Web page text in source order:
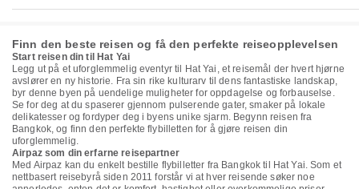
Finn den beste reisen og få den perfekte reiseopplevelsen
Start reisen din til Hat Yai
Legg ut på et uforglemmelig eventyr til Hat Yai, et reisemål der hvert hjørne
avslører en ny historie. Fra sin rike kulturarv til dens fantastiske landskap,
byr denne byen på uendelige muligheter for oppdagelse og forbauselse.
Se for deg at du spaserer gjennom pulserende gater, smaker på lokale
delikatesser og fordyper deg i byens unike sjarm. Begynn reisen fra
Bangkok, og finn den perfekte flybilletten for å gjøre reisen din
uforglemmelig.
Airpaz som din erfarne reisepartner
Med Airpaz kan du enkelt bestille flybilletter fra Bangkok til Hat Yai. Som et
nettbasert reisebyrå siden 2011 forstår vi at hver reisende søker noe